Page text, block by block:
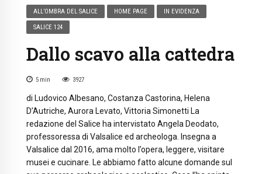
ALL’OMBRA DEL SALICE HOME PAGE IN EVIDENZA
SALICE 124
Dallo scavo alla cattedra
5 min 3927
di Ludovico Albesano, Costanza Castorina, Helena
D’Autriche, Aurora Levato, Vittoria Simonetti La
redazione del Salice ha intervistato Angela Deodato,
professoressa di Valsalice ed archeologa. Insegna a
Valsalice dal 2016, ama molto l’opera, leggere, visitare
musei e cucinare. Le abbiamo fatto alcune domande sul